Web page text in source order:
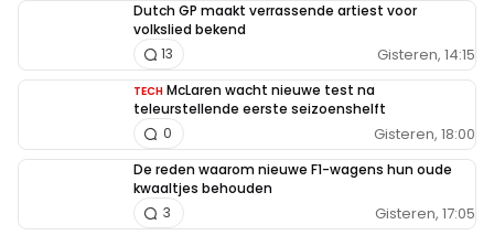
Dutch GP maakt verrassende artiest voor
volkslied bekend
Gisteren, 14:15
13
TECH McLaren wacht nieuwe test na
teleurstellende eerste seizoenshelft
Gisteren, 18:00
0
De reden waarom nieuwe F1-wagens hun oude
kwaaltjes behouden
Gisteren, 17:05
3